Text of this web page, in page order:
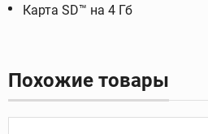
Карта SD™ на 4 Гб
Похожие товары